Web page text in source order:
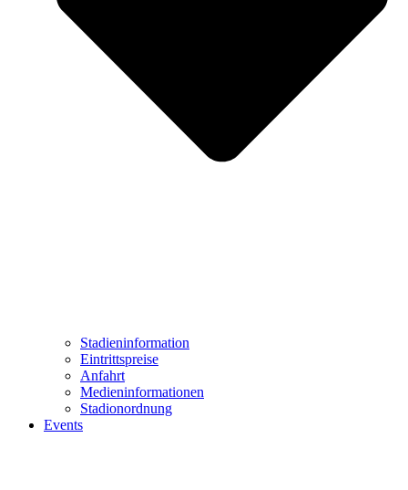
Stadieninformation
Eintrittspreise
Anfahrt
Medieninformationen
Stadionordnung
Events